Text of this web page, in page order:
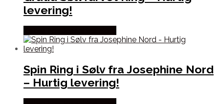
levering!
Spin Ring i Sølv fra Josephine Nord
– Hurtig levering!